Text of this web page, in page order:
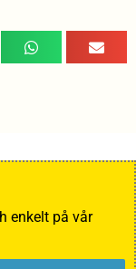
enkelt på vår